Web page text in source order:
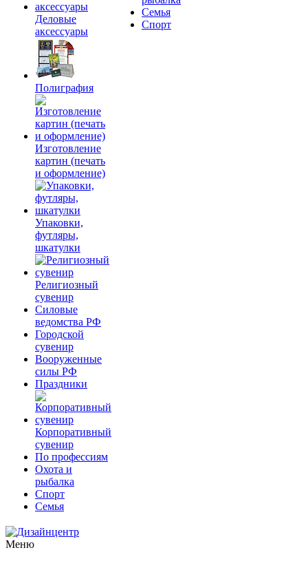
Деловые
аксессуары
Полиграфия
Изготовление
картин (печать
и оформление)
Упаковки,
футляры,
шкатулки
Религиозный
сувенир
Силовые
ведомства РФ
Городской
сувенир
Вооруженные
силы РФ
Праздники
Корпоративный
сувенир
По профессиям
Охота и
рыбалка
Спорт
Семья
Семья
Спорт
Меню